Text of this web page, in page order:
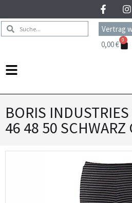
Vertrag
0,00€ 0
BORIS
46 48 50 SCHWARZ